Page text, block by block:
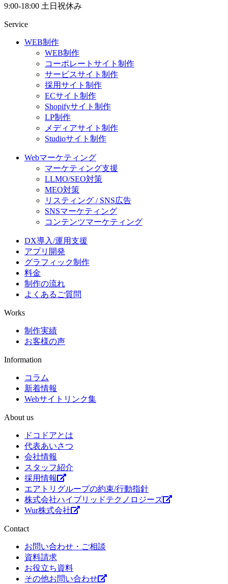
9:00-18:00 土日祝休み
Service
WEB制作
WEB制作
コーポレートサイト制作
サービスサイト制作
採用サイト制作
ECサイト制作
Shopifyサイト制作
LP制作
メディアサイト制作
Studioサイト制作
Webマーケティング
マーケティング支援
LLMO/SEO対策
MEO対策
リスティング / SNS広告
SNSマーケティング
コンテンツマーケティング
DX導入/運用支援
アプリ開発
グラフィック制作
料金
制作の流れ
よくあるご質問
Works
制作実績
お客様の声
Information
コラム
新着情報
Webサイトリンク集
About us
ドコドアとは
代表あいさつ
会社情報
スタッフ紹介
採用情報
エアトリグループの約束/行動指針
株式会社ハイブリッドテクノロジーズ
Wur株式会社
Contact
お問い合わせ・ご相談
資料請求
お役立ち資料
その他お問い合わせ